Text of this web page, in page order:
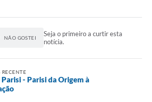
NÃO GOSTEI
Seja o primeiro a curtir esta
notícia.
- Parisi da Origem à